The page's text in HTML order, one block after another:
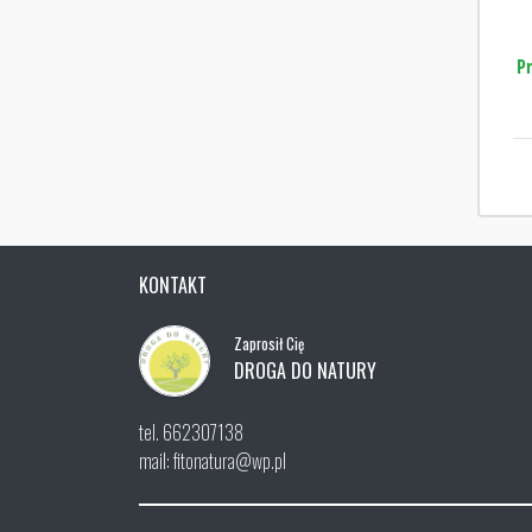
KONTAKT
Zaprosił Cię
DROGA DO NATURY
tel. 662307138
mail: fitonatura@wp.pl